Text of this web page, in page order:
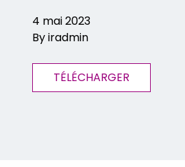
4 mai 2023
By iradmin
TÉLÉCHARGER